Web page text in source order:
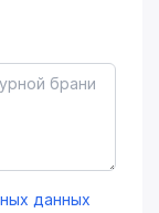
данных